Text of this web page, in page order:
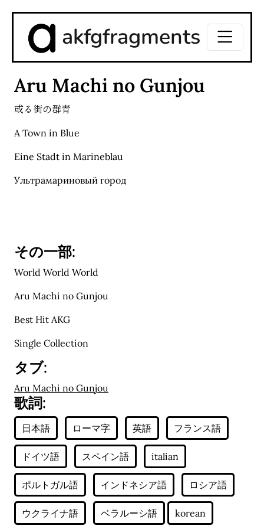
akfgfragments
Aru Machi no Gunjou
或る街の群青
A Town in Blue
Eine Stadt in Marineblau
Ультрамариновый город
その一部:
World World World
Aru Machi no Gunjou
Best Hit AKG
Single Collection
タブ:
Aru Machi no Gunjou
歌詞: